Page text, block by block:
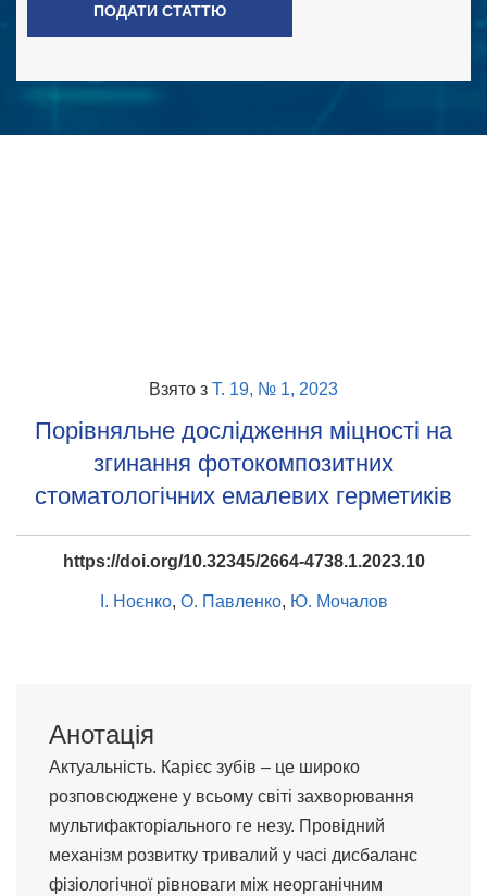
ПОДАТИ СТАТТЮ
Взято з Т. 19, № 1, 2023
Порівняльне дослідження міцності на
згинання фотокомпозитних
стоматологічних емалевих герметиків
https://doi.org/10.32345/2664-4738.1.2023.10
І. Ноєнко, О. Павленко, Ю. Мочалов
Анотація
Актуальність. Карієс зубів – це широко
розповсюджене у всьому світі захворювання
мультифакторіального ге незу. Провідний
механізм розвитку тривалий у часі дисбаланс
фізіологічної рівноваги між неорганічним